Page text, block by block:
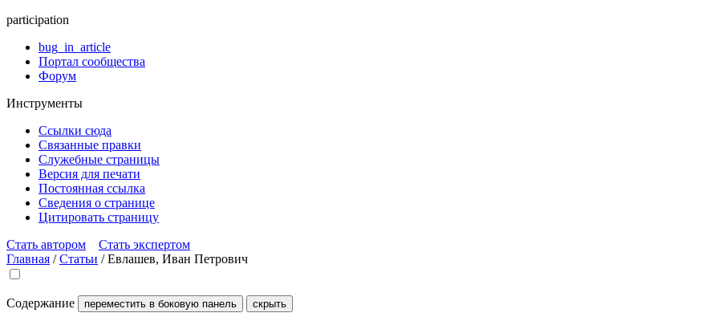
participation
bug_in_article
Портал сообщества
Форум
Инструменты
Ссылки сюда
Связанные правки
Служебные страницы
Версия для печати
Постоянная ссылка
Сведения о странице
Цитировать страницу
Стать автором
Стать экспертом
Главная /Статьи /Евлашев, Иван Петрович
Содержание переместить в боковую панель скрыть